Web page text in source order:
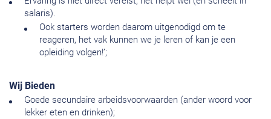
salaris).
Ook starters worden daarom uitgenodigd om te
reageren, het vak kunnen we je leren of kan je een
opleiding volgen!’;
Wij Bieden
Goede secundaire arbeidsvoorwaarden (ander woord voor
lekker eten en drinken);